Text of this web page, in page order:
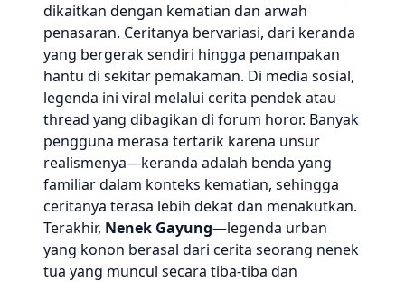
dikaitkan dengan kematian dan arwah
penasaran. Ceritanya bervariasi, dari keranda
yang bergerak sendiri hingga penampakan
hantu di sekitar pemakaman. Di media sosial,
legenda ini viral melalui cerita pendek atau
thread yang dibagikan di forum horor. Banyak
pengguna merasa tertarik karena unsur
realismenya—keranda adalah benda yang
familiar dalam konteks kematian, sehingga
ceritanya terasa lebih dekat dan menakutkan.
Terakhir, Nenek Gayung—legenda urban
yang konon berasal dari cerita seorang nenek
tua yang muncul secara tiba-tiba dan